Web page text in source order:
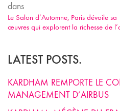
dans
Le Salon d’Automne, Paris dévoile
œuvres qui explorent la richesse de
LATEST POSTS.
KARDHAM REMPORTE LE
MANAGEMENT D’AIRBUS